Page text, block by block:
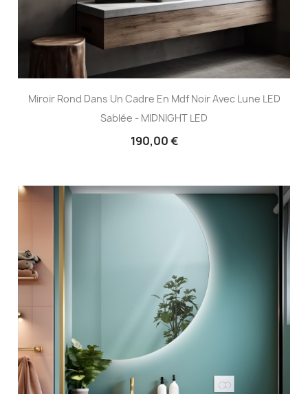
Miroir Rond Dans Un Cadre En Mdf Noir Avec Lune LED
Sablée - MIDNIGHT LED
190,00 €